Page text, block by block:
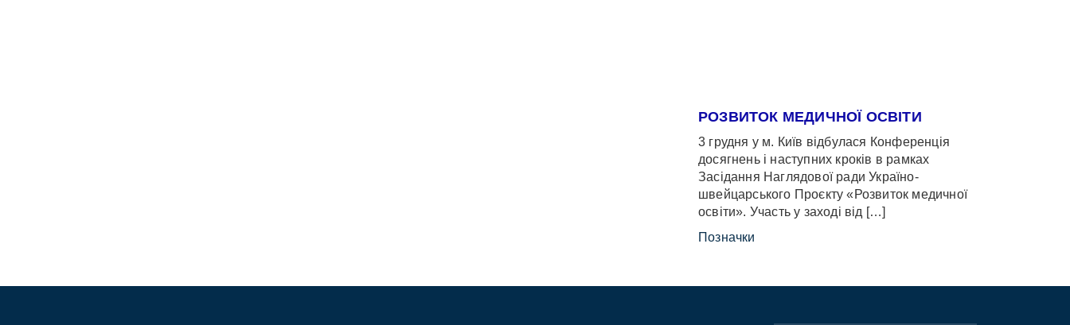
РОЗВИТОК МЕДИЧНОЇ ОСВІТИ
3 грудня у м. Київ відбулася Конференція
досягнень і наступних кроків в рамках
Засідання Наглядової ради Україно-
швейцарського Проєкту «Розвиток медичної
освіти». Участь у заході від […]
Позначки